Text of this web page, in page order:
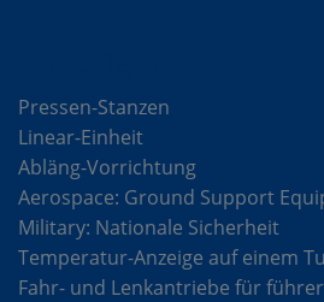
Pressen-Stanzen
Linear-Einheit
Abläng-Vorrichtung
Aerospace: Ground Support
Military: Nationale Sicherheit
Temperatur-Anzeige auf einem
Fahr- und Lenkantriebe für